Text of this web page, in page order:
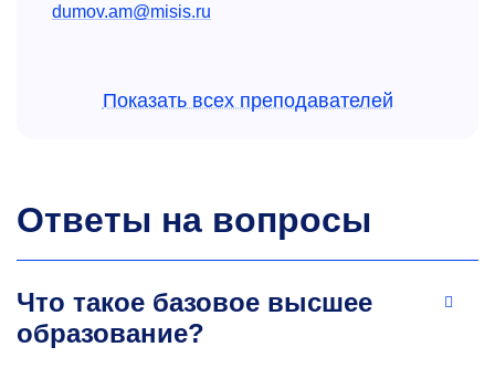
dumov.am@misis.ru
Александр Александрович
К.т.н., доцент, ученый секретарькафедры
обогащения и переработки полезных
Показать всех преподавателей
Ответы на вопросы
Что такое базовое высшее
образование?